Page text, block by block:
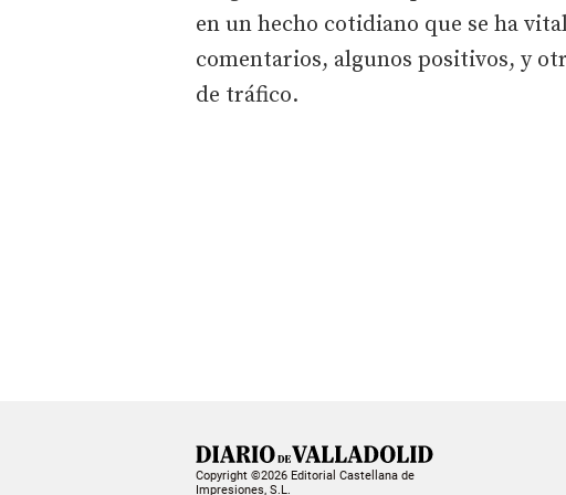
en un hecho cotidiano que se ha
comentarios, algunos positivos, y
de tráfico.
Copyright ©2026 Editorial Castellana de
Impresiones, S.L.